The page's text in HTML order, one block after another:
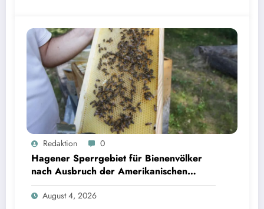
Redaktion 0
Hagener Sperrgebiet für Bienenvölker
nach Ausbruch der Amerikanischen
Faulbrut aufgehoben
August 4, 2026